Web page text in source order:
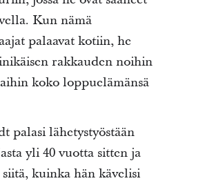
Kun nämä
palaavat kotiin, he
rakkauden noihin
koko loppuelämänsä
palasi lähetystyöstään
yli 40 vuotta sitten ja
kuinka hän kävelisi